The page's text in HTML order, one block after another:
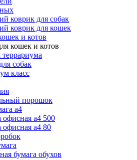
коврик для собак
коврик для кошек
и котов
кошек и котов
собак
класс
порошок
а4
офисная а4 500
офисная а4 80
бумага обухов